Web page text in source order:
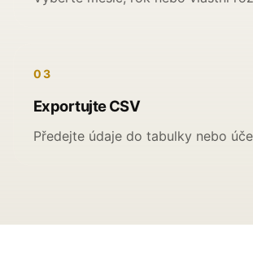
03
Exportujte CSV
Předejte údaje do tabulky nebo